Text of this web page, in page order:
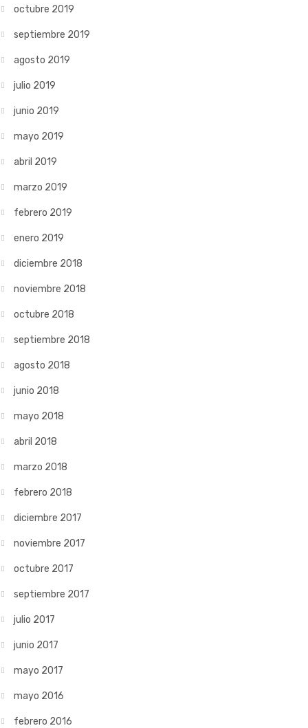
octubre 2019
septiembre 2019
agosto 2019
julio 2019
junio 2019
mayo 2019
abril 2019
marzo 2019
febrero 2019
enero 2019
diciembre 2018
noviembre 2018
octubre 2018
septiembre 2018
agosto 2018
junio 2018
mayo 2018
abril 2018
marzo 2018
febrero 2018
diciembre 2017
noviembre 2017
octubre 2017
septiembre 2017
julio 2017
junio 2017
mayo 2017
mayo 2016
febrero 2016